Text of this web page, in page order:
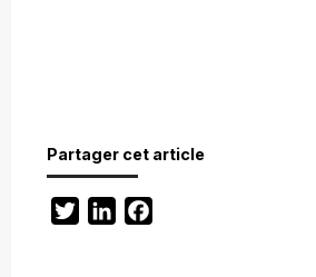
Partager cet article
TwitterLinkedIn